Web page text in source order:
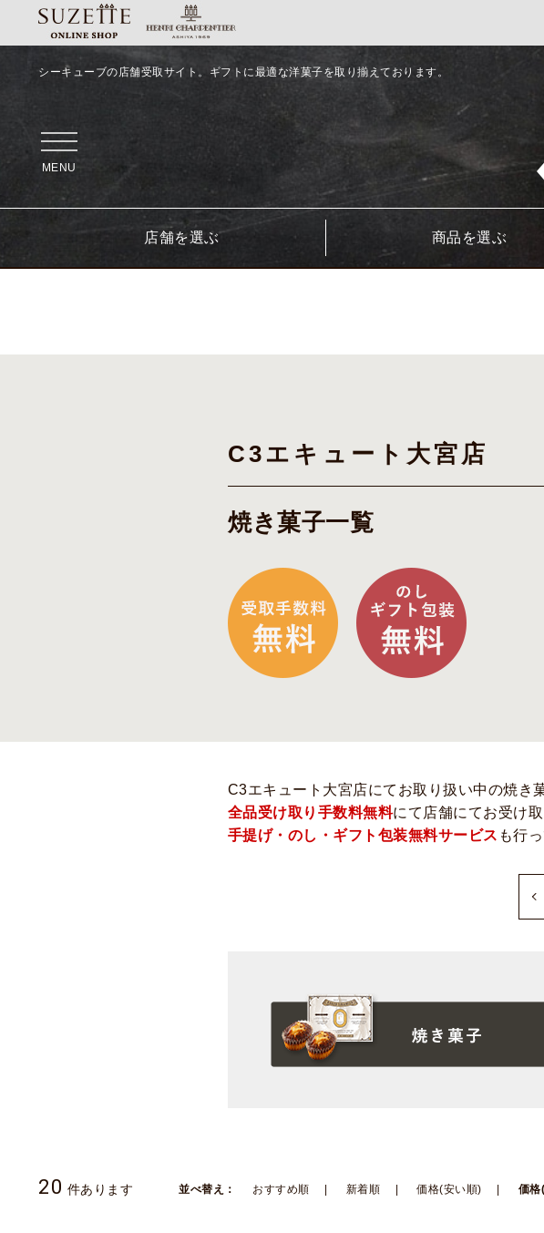
シーキューブの店舗受取サイト。ギフトに最適な洋菓子を取り揃えております。
MENU
店舗を選ぶ 商品を選ぶ
C3エキュート大宮店
焼き菓子一覧
C3エキュート大宮店にてお取り扱い中の焼き
全品受け取り手数料無料にて店舗にてお受け取
手提げ・のし・ギフト包装無料サービス も行
20 件あります 並べ替え： おすすめ順 新着順 価格(安い順) 価格